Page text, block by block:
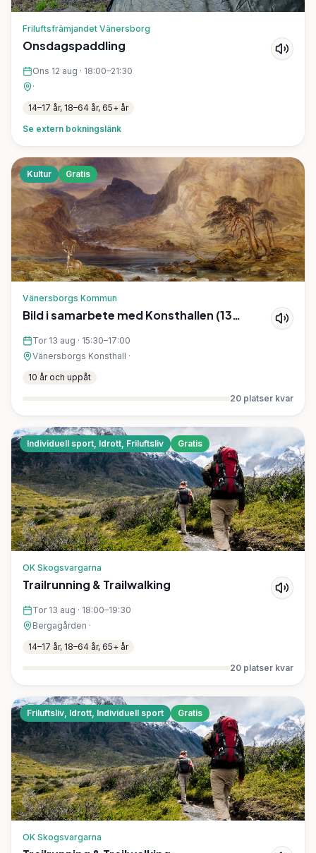
Friluftsfrämjandet Vänersborg
Onsdagspaddling
Ons 12 aug · 18:00–21:30
·
14–17 år, 18–64 år, 65+ år
Se extern bokningslänk
Kultur Gratis
Vänersborgs Kommun
Bild i samarbete med Konsthallen (13
Tor 13 aug · 15:30–17:00
Vänersborgs Konsthall ·
10 år och uppåt
20 platser kvar
Individuell sport, Idrott, Friluftsliv Gratis
OK Skogsvargarna
Trailrunning & Trailwalking
Tor 13 aug · 18:00–19:30
Bergagården ·
14–17 år, 18–64 år, 65+ år
20 platser kvar
Friluftsliv, Idrott, Individuell sport Gratis
OK Skogsvargarna